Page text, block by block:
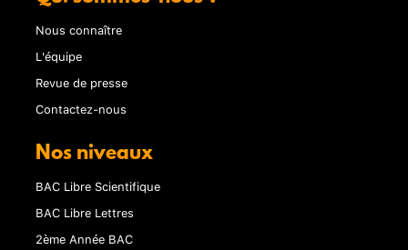
Nous connaître
L'équipe
Revue de presse
Contactez-nous
Nos niveaux
BAC Libre Scientifique
BAC Libre Lettres
2ème Année BAC